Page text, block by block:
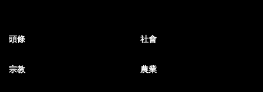
頭條 社會
宗教 農業